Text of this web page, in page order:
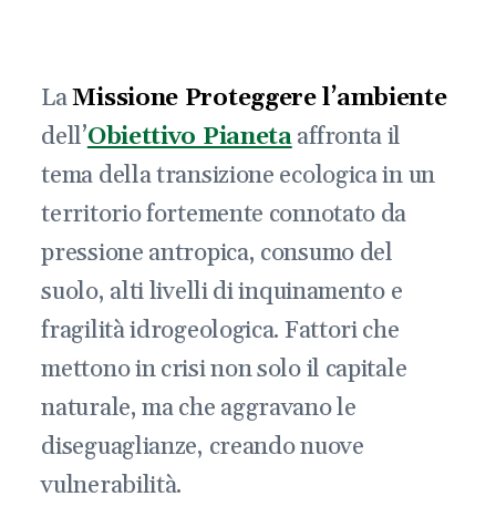
LaMissione Proteggere l’ambiente
dell’Obiettivo Pianetaaffronta il
tema della transizione ecologica in un
territorio fortemente connotato da
pressione antropica, consumo del
suolo, alti livelli di inquinamento e
fragilità idrogeologica. Fattori che
mettono in crisi non solo il capitale
naturale, ma che aggravano le
diseguaglianze, creando nuove
vulnerabilità.